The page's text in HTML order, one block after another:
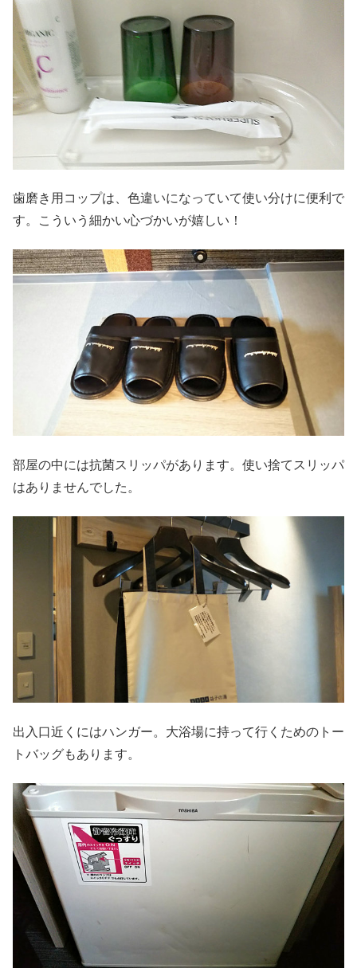
歯磨き用コップは、色違いになっていて使い分けに便利で
す。こういう細かい心づかいが嬉しい！
部屋の中には抗菌スリッパがあります。使い捨てスリッパ
はありませんでした。
出入口近くにはハンガー。大浴場に持って行くためのトー
トバッグもあります。